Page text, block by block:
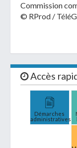
Commission
© RProd /
Accès
Démarches
administratives